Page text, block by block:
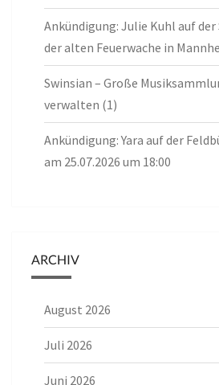
Ankündigung: Julie Kuhl auf
der alten Feuerwache in
Swinsian – Große
verwalten (1)
Ankündigung: Yara auf der
am 25.07.2026 um 18:00
ARCHIV
August 2026
Juli 2026
Juni 2026